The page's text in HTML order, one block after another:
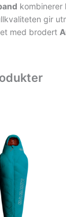
kombinerer
gir
med brodert